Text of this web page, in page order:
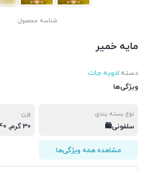
شناسه محصول:
مایه خمیر
دسته:ادويه جات
ویژگی‌ها
نوع بسته بندی
سلفونی🛍️
وزن
مشاهده همه ویژگی‌ها